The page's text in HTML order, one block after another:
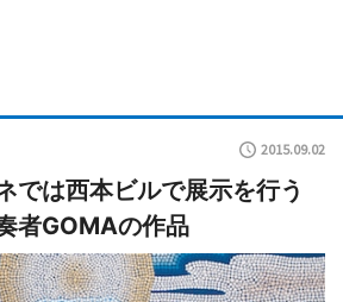
2015.09.02
では西本ビルで展示を行う
者GOMAの作品